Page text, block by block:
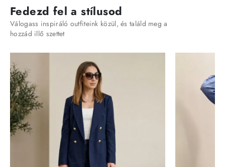
Fedezd fel a stílusod
Válogass inspiráló outfiteink közül, és találd meg a
hozzád illő szettet